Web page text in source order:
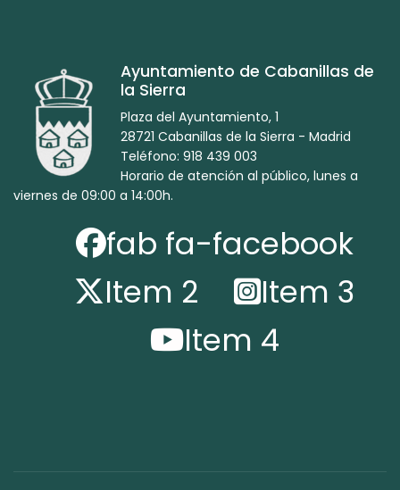
Ayuntamiento de Cabanillas de
la Sierra
Plaza del Ayuntamiento, 1
28721 Cabanillas de la Sierra - Madrid
Teléfono: 918 439 003
Horario de atención al público, lunes a
viernes de 09:00 a 14:00h.
fab fa-facebook
Item 2
Item 3
Item 4